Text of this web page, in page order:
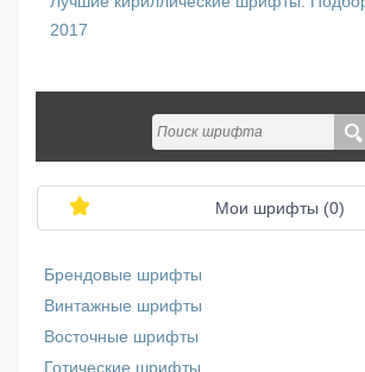
2017
Мои шрифты (0)
Брендовые шрифты
Винтажные шрифты
Восточные шрифты
Готические шрифты